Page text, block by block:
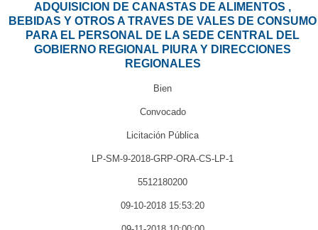
ADQUISICION DE CANASTAS DE ALIMENTOS ,
BEBIDAS Y OTROS A TRAVES DE VALES DE CONSUMO
PARA EL PERSONAL DE LA SEDE CENTRAL DEL
GOBIERNO REGIONAL PIURA Y DIRECCIONES
REGIONALES
Bien
Convocado
Licitación Pública
LP-SM-9-2018-GRP-ORA-CS-LP-1
5512180200
09-10-2018 15:53:20